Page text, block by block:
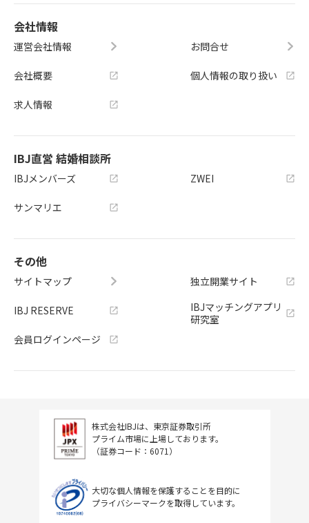
会社情報
運営会社情報
会社概要
求人情報
お問合せ
個人情報の取り扱い
IBJ直営 結婚相談所
IBJメンバーズ
サンマリエ
ZWEI
その他
サイトマップ
IBJ RESERVE
会員ログインページ
独立開業サイト
IBJマッチングアプリ
研究室
株式会社IBJは、東京証券取引所
プライム市場に上場しております。
（証券コード：6071）
大切な個人情報を保護することを目的に
プライバシーマークを取得しています。